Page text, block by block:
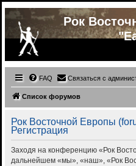
Рок
FAQ Связаться с
Список форумов
Рок Восточной Европы
Регистрация
Заходя на конференцию «Рок
дальнейшем «мы», «наш», «Рок